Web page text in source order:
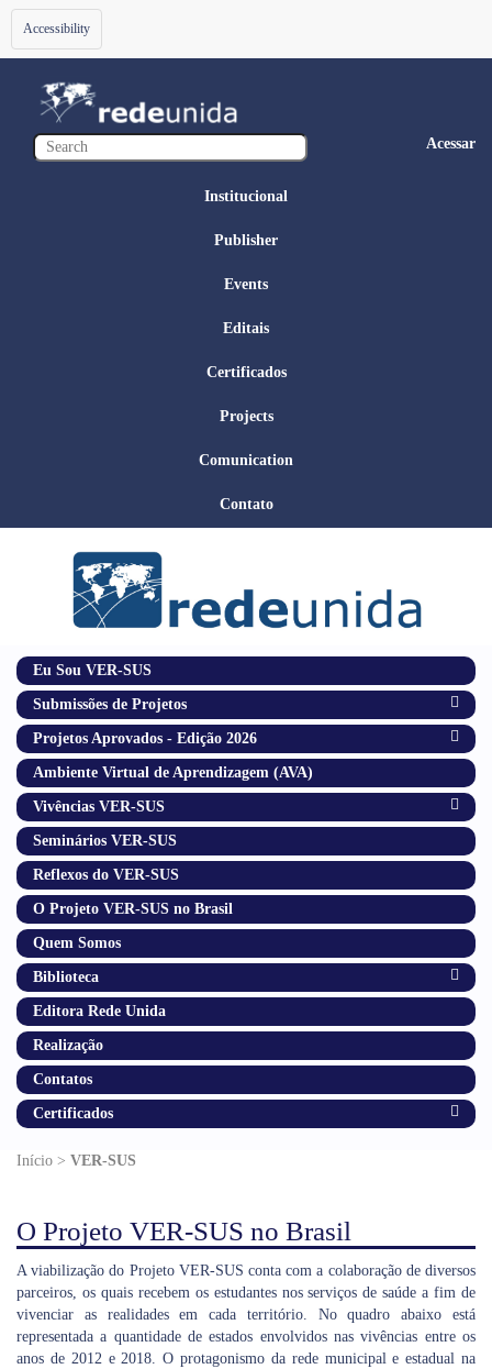
Toggle
navigation
Accessibility
Acessar
Institucional
Publisher
Events
Editais
Certificados
Projects
Comunication
Contato
Eu Sou VER-SUS
Submissões de Projetos
Projetos Aprovados - Edição 2026
Ambiente Virtual de Aprendizagem (AVA)
Vivências VER-SUS
Seminários VER-SUS
Reflexos do VER-SUS
O Projeto VER-SUS no Brasil
Quem Somos
Biblioteca
Editora Rede Unida
Realização
Contatos
Certificados
Início > VER-SUS
O Projeto VER-SUS no Brasil
A viabilização do Projeto VER-SUS conta com a colaboração de diversos
parceiros, os quais recebem os estudantes nos serviços de saúde a fim de
vivenciar as realidades em cada território. No quadro abaixo está
representada a quantidade de estados envolvidos nas vivências entre os
anos de 2012 e 2018. O protagonismo da rede municipal e estadual na